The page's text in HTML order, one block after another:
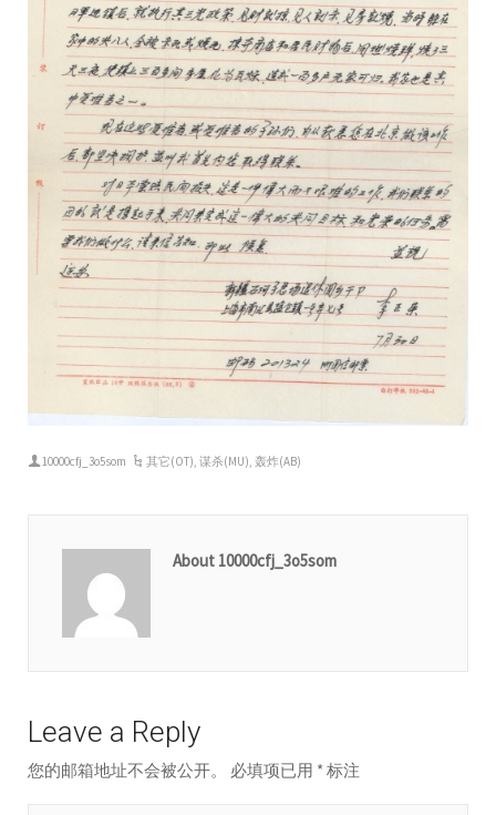
10000cfj_3o5som 其它(OT),谋杀(MU), 轰炸(AB)
About 10000cfj_3o5som
Leave a Reply
您的邮箱地址不会被公开。 必填项已用 *标注